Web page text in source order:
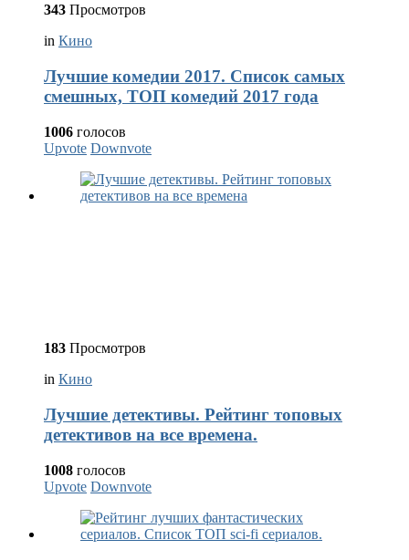
343 Просмотров
in Кино
Лучшие комедии 2017. Список самых
смешных, ТОП комедий 2017 года
1006 голосов
Upvote Downvote
183 Просмотров
in Кино
Лучшие детективы. Рейтинг топовых
детективов на все времена.
1008 голосов
Upvote Downvote